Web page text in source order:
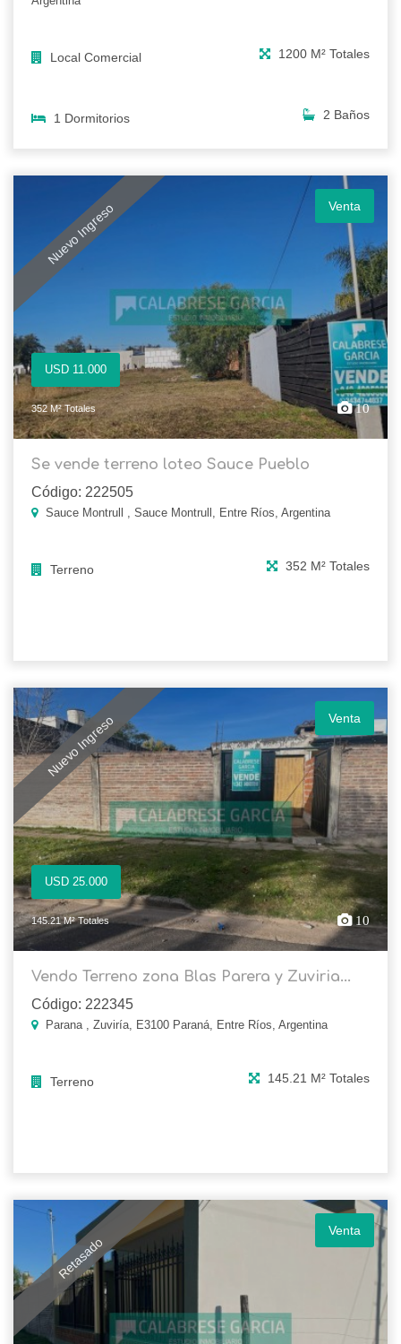
Local Comercial 1200 M² Totales
1 Dormitorios 2 Baños
Nuevo Ingreso Venta
USD 11.000
352 M² Totales 10
Se vende terreno loteo Sauce Pueblo
Código: 222505
Sauce Montrull , Sauce Montrull, Entre Ríos, Argentina
Terreno 352 M² Totales
Nuevo Ingreso Venta
USD 25.000
145.21 M² Totales 10
Vendo Terreno zona Blas Parera y Zuviria...
Código: 222345
Parana , Zuviría, E3100 Paraná, Entre Ríos, Argentina
Terreno 145.21 M² Totales
Retasado
Venta